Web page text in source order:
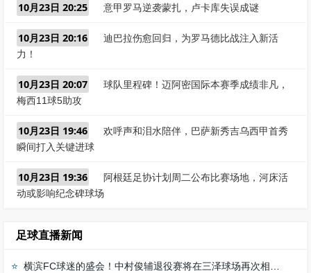
10月23日 20:25 意甲罗马逆袭蒙扎，卢卡库失误成谜
10月23日 20:16
迪巴拉伤愈回归，为罗马德比战注入新活
力！
10月23日 20:07
球队里程碑！迈阿密国际本赛季成绩非凡，
梅西11球5助攻
10月23日 19:46
欢呼声和泪水陪伴，巴萨新秀吉乌西甲首秀
瞬间打入关键进球
10月23日 19:36
阿根廷足协计划周二公布比赛场地，河床活
动或影响纪念碑球场
足球直播新闻
横滨FC球迷的盛会！中村俊辅退役赛将在三泽球场再次相聚